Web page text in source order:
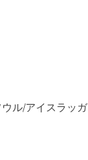
ル/アイスラッ